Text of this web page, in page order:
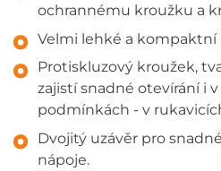
ochrannému kroužku a
Velmi lehké a kompaktní
Protiskluzový kroužek,
zajistí snadné otevírání i
podmínkách - v
Dvojitý uzávěr pro
nápoje.